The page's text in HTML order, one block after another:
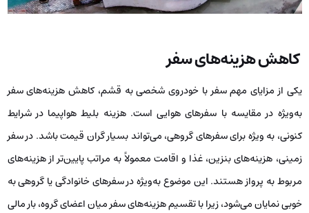
کاهش هزینه‌های سفر
یکى از مزایای مهم سفر با خودروی شخصی به قشم، کاهش هزینه‌های سفر
به‌ویژه در مقایسه با سفرهای هوایی است. هزینه بلیط هواپیما در شرایط
کنونی، به ‌ویژه برای سفرهای گروهی، می‌تواند بسیار گران قیمت باشد. در سفر
زمینی، هزینه‌های بنزین، غذا و اقامت معمولاً به مراتب پایین‌تر از هزینه‌های
مربوط به پرواز هستند. این موضوع به‌ویژه در سفرهای خانوادگی یا گروهی به
خوبی نمایان می‌شود، زیرا با تقسیم هزینه‌های سفر میان اعضای گروه، بار مالی